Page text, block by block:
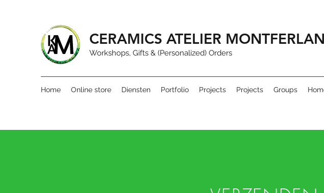
CERAMICS ATELIER
Workshops, Gifts & (Personalized) Orders
Home Online store Diensten Portfolio Projects Projects Groups